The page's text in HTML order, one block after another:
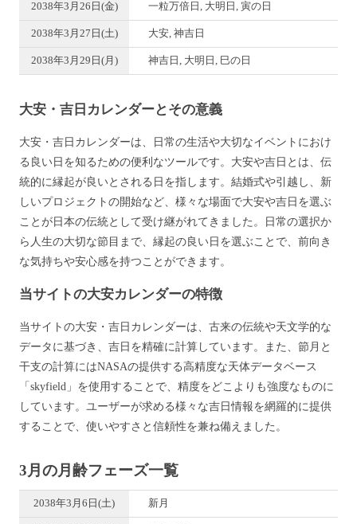
2038年3月26日(金) 一粒万倍日, 大明日, 寅の日
2038年3月27日(土) 大安, 神吉日
2038年3月29日(月) 神吉日, 大明日, 巳の日
大安・吉日カレンダーとその意義
大安・吉日カレンダーは、日常の生活や大切なイベントにおけ
る良い日を知るための便利なツールです。大安や吉日とは、伝
統的に縁起が良いとされる日を指します。結婚式や引越し、新
しいプロジェクトの開始など、様々な場面で大安や吉日を選ぶ
ことが日本の伝統として受け継がれてきました。日常の選択か
ら人生の大切な節目まで、縁起の良い日を選ぶことで、前向き
な気持ちや安心感を持つことができます。
当サイトの大安カレンダーの特徴
当サイトの大安・吉日カレンダーは、古来の伝統や天文学的な
データに基づき、吉日を精確に計算しています。また、節月と
干支の計算にはNASAの提供する高精度な天体データベース
「skyfield」を使用することで、精度をどこよりも強度なものに
しています。ユーザーが求める様々な吉日情報を網羅的に提供
することで、使いやすさと信頼性を兼ね備えました。
3月の月齢フェーズ一覧
2038年3月6日(土) 新月